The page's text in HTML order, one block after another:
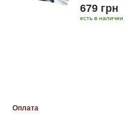
679 грн
есть в наличии
Оплата